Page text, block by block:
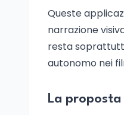
Queste
narrazione
resta
autonomo nei
La